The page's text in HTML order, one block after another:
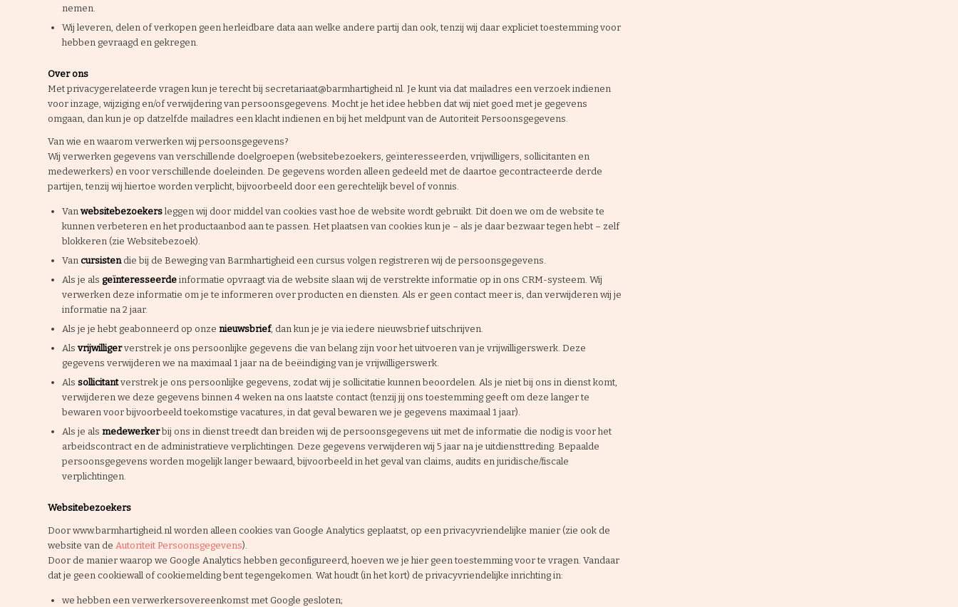
nemen.
Wij leveren, delen of verkopen geen herleidbare data aan welke andere partij dan ook, tenzij wij daar expliciet toestemming voor
hebben gevraagd en gekregen.
Over ons
Met privacygerelateerde vragen kun je terecht bij secretariaat@barmhartigheid.nl. Je kunt via dat mailadres een verzoek indienen
voor inzage, wijziging en/of verwijdering van persoonsgegevens. Mocht je het idee hebben dat wij niet goed met je gegevens
omgaan, dan kun je op datzelfde mailadres een klacht indienen en bij het meldpunt van de Autoriteit Persoonsgegevens.
Van wie en waarom verwerken wij persoonsgegevens?
Wij verwerken gegevens van verschillende doelgroepen (websitebezoekers, geïnteresseerden, vrijwilligers, sollicitanten en
medewerkers) en voor verschillende doeleinden. De gegevens worden alleen gedeeld met de daartoe gecontracteerde derde
partijen, tenzij wij hiertoe worden verplicht, bijvoorbeeld door een gerechtelijk bevel of vonnis.
Van websitebezoekers leggen wij door middel van cookies vast hoe de website wordt gebruikt. Dit doen we om de website te
kunnen verbeteren en het productaanbod aan te passen. Het plaatsen van cookies kun je – als je daar bezwaar tegen hebt – zelf
blokkeren (zie Websitebezoek).
Van cursistendie bij de Beweging van Barmhartigheid een cursus volgen registreren wij de persoonsgegevens.
Als je als geïnteresseerde informatie opvraagt via de website slaan wij de verstrekte informatie op in ons CRM-systeem. Wij
verwerken deze informatie om je te informeren over producten en diensten. Als er geen contact meer is, dan verwijderen wij je
informatie na 2 jaar.
Als je je hebt geabonneerd op onze nieuwsbrief, dan kun je je via iedere nieuwsbrief uitschrijven.
Als vrijwilligerverstrek je ons persoonlijke gegevens die van belang zijn voor het uitvoeren van je vrijwilligerswerk. Deze
gegevens verwijderen we na maximaal 1 jaar na de beëindiging van je vrijwilligerswerk.
Als sollicitantverstrek je ons persoonlijke gegevens, zodat wij je sollicitatie kunnen beoordelen. Als je niet bij ons in dienst komt,
verwijderen we deze gegevens binnen 4 weken na ons laatste contact (tenzij jij ons toestemming geeft om deze langer te
bewaren voor bijvoorbeeld toekomstige vacatures, in dat geval bewaren we je gegevens maximaal 1 jaar).
Als je als medewerkerbij ons in dienst treedt dan breiden wij de persoonsgegevens uit met de informatie die nodig is voor het
arbeidscontract en de administratieve verplichtingen. Deze gegevens verwijderen wij 5 jaar na je uitdiensttreding. Bepaalde
persoonsgegevens worden mogelijk langer bewaard, bijvoorbeeld in het geval van claims, audits en juridische/fiscale
verplichtingen.
Websitebezoekers
Door www.barmhartigheid.nl worden alleen cookies van Google Analytics geplaatst, op een privacyvriendelijke manier (zie ook de
website van de Autoriteit Persoonsgegevens).
Door de manier waarop we Google Analytics hebben geconfigureerd, hoeven we je hier geen toestemming voor te vragen. Vandaar
dat je geen cookiewall of cookiemelding bent tegengekomen. Wat houdt (in het kort) de privacyvriendelijke inrichting in:
we hebben een verwerkersovereenkomst met Google gesloten;